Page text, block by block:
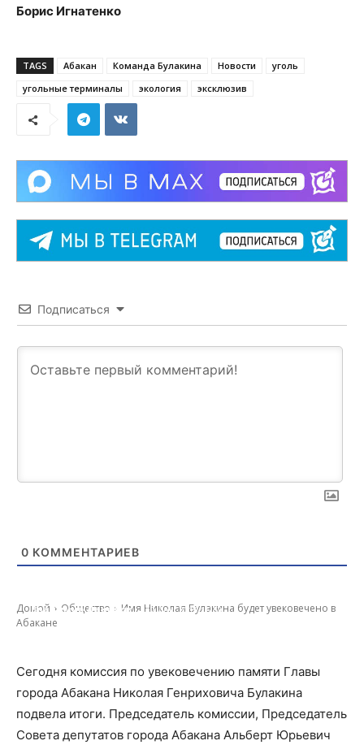
Борис Игнатенко
TAGS Абакан Команда Булакина Новости
уголь
угольные терминалы
экология эксклюзив
Подписаться
0 КОММЕНТАРИЕВ